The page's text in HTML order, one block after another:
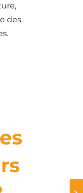
des